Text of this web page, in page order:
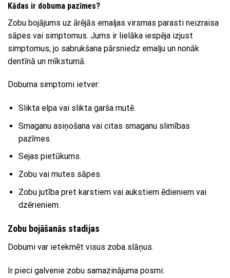
Kādas ir dobuma pazīmes?
Zobu bojājums uz ārējās emaljas virsmas parasti neizraisa
sāpes vai simptomus. Jums ir lielāka iespēja izjust
simptomus, jo sabrukšana pārsniedz emalju un nonāk
dentīnā un mīkstumā.
Dobuma simptomi ietver:
Slikta elpa vai slikta garša mutē.
Smaganu asiņošana vai citas smaganu slimības
pazīmes.
Sejas pietūkums.
Zobu vai mutes sāpes.
Zobu jutība pret karstiem vai aukstiem ēdieniem vai
dzērieniem.
Zobu bojāšanās stadijas
Dobumi var ietekmēt visus zoba slāņus.
Ir pieci galvenie zobu samazinājuma posmi: